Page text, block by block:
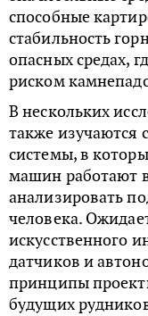
способные
стабильность
опасных средах,
риском
В нескольких
также изучаются
системы, в
машин работают
анализировать
человека.
искусственного
датчиков и
принципы
будущих